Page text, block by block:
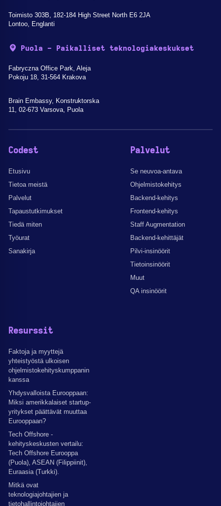
Toimisto 303B, 182-184 High Street North E6 2JA
Lontoo, Englanti
Puola - Paikalliset teknologiakeskukset
Fabryczna Office Park, Aleja
Pokoju 18, 31-564 Krakova
Brain Embassy, Konstruktorska
11, 02-673 Varsova, Puola
Codest
Etusivu
Tietoa meistä
Palvelut
Tapaustutkimukset
Tiedä miten
Työurat
Sanakirja
Palvelut
Se neuvoa-antava
Ohjelmistokehitys
Backend-kehitys
Frontend-kehitys
Staff Augmentation
Backend-kehittäjät
Pilvi-insinöörit
Tietoinsinöörit
Muut
QA insinöörit
Resurssit
Faktoja ja myyttejä
yhteistyöstä ulkoisen
ohjelmistokehityskumppanin
kanssa
Yhdysvalloista Eurooppaan:
Miksi amerikkalaiset startup-
yritykset päättävät muuttaa
Eurooppaan?
Tech Offshore -
kehityskeskusten vertailu:
Tech Offshore Eurooppa
(Puola), ASEAN (Filippiinit),
Euraasia (Turkki).
Mitkä ovat
teknologiajohtajien ja
tietohallintojohtajien